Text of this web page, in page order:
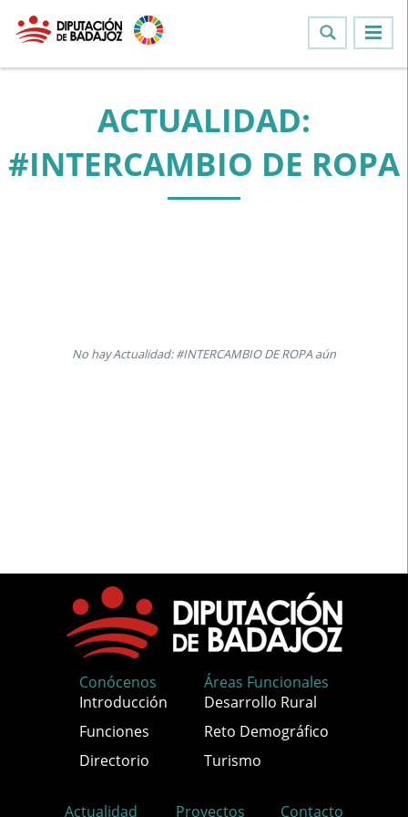
ACTUALIDAD:
#INTERCAMBIO DE ROPA
No hay Actualidad: #INTERCAMBIO DE ROPA aún
Conócenos
Introducción
Funciones
Directorio
Áreas Funcionales
Desarrollo Rural
Reto Demográfico
Turismo
Actualidad Proyectos Contacto